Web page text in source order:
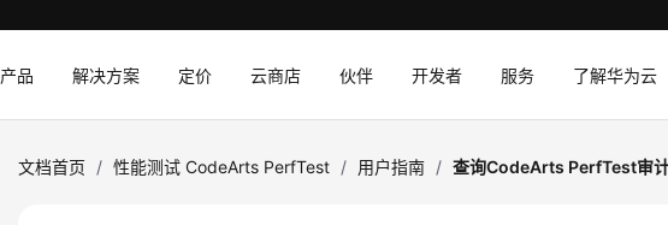
产品 解决方案 定价 云商店 伙伴 开发者 服务 了解华为云
文档首页 / 性能测试 CodeArts PerfTest / 用户指南 / 查询CodeArts PerfTest审